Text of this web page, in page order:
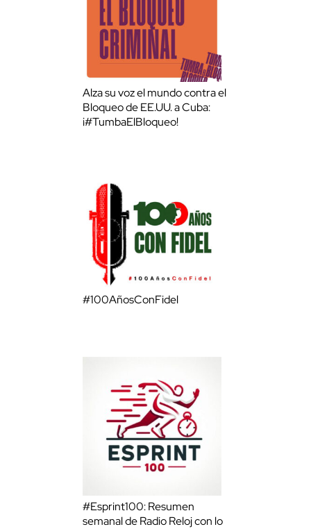
Alza su voz el mundo contra el
Bloqueo de EE.UU. a Cuba:
¡#TumbaElBloqueo!
#100AñosConFidel
#Esprint100: Resumen
semanal de Radio Reloj con lo